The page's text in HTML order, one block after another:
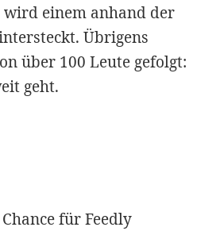
wird einem anhand der
Übrigens
über 100 Leute gefolgt:
geht.
für Feedly